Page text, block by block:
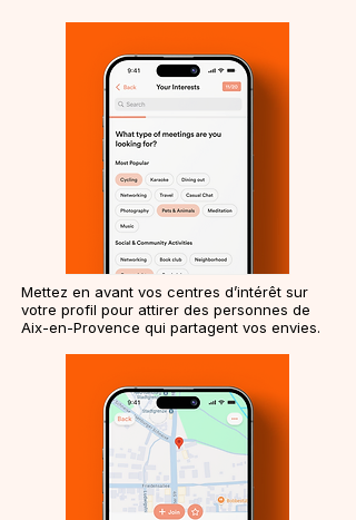
Mettez en avant vos centres d’intérêt sur
votre profil pour attirer des personnes de
Aix-en-Provence qui partagent vos envies.